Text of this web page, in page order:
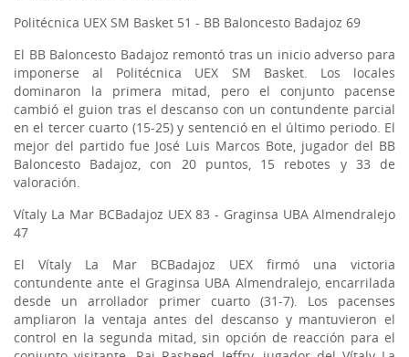
Politécnica UEX SM Basket 51 - BB Baloncesto Badajoz 69
El BB Baloncesto Badajoz remontó tras un inicio adverso para
imponerse al Politécnica UEX SM Basket. Los locales
dominaron la primera mitad, pero el conjunto pacense
cambió el guion tras el descanso con un contundente parcial
en el tercer cuarto (15-25) y sentenció en el último periodo. El
mejor del partido fue José Luis Marcos Bote, jugador del BB
Baloncesto Badajoz, con 20 puntos, 15 rebotes y 33 de
valoración.
Vítaly La Mar BCBadajoz UEX 83 - Graginsa UBA Almendralejo
47
El Vítaly La Mar BCBadajoz UEX firmó una victoria
contundente ante el Graginsa UBA Almendralejo, encarrilada
desde un arrollador primer cuarto (31-7). Los pacenses
ampliaron la ventaja antes del descanso y mantuvieron el
control en la segunda mitad, sin opción de reacción para el